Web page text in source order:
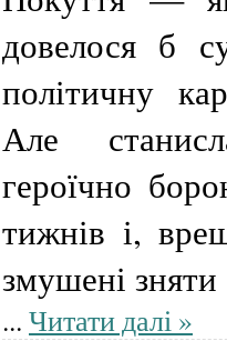
довелося б
політичну
Але
героїчно
тижнів і,
змушені
... Читати далі »